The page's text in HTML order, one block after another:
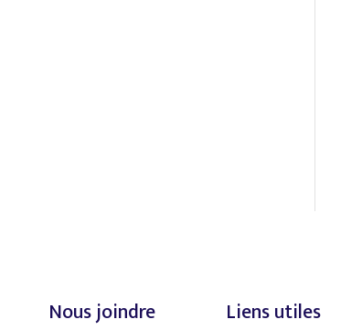
Nous joindre Liens utiles